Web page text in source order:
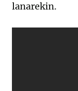
lanarekin.